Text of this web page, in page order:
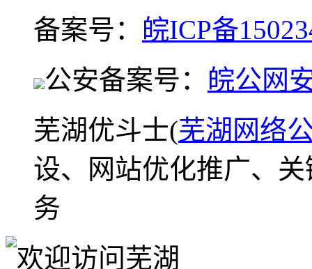
备案号： 皖ICP备
公安备案号： 皖公网
芜湖优斗士(芜湖网络
设、网站优化推广、
务